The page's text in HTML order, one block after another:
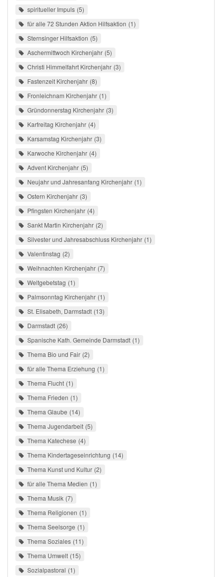
spiritueller Impuls 5
für alle 72 Stunden Aktion Hilfsaktion 1
Sternsinger Hilfsaktion 5
Aschermittwoch Kirchenjahr 5
Christi Himmelfahrt Kirchenjahr 3
Fastenzeit Kirchenjahr 8
Fronleichnam Kirchenjahr 1
Gründonnerstag Kirchenjahr 3
Karfreitag Kirchenjahr 4
Karsamstag Kirchenjahr 3
Karwoche Kirchenjahr 4
Advent Kirchenjahr 5
Neujahr und Jahresanfang Kirchenjahr 1
Ostern Kirchenjahr 3
Pfingsten Kirchenjahr 4
Sankt Martin Kirchenjahr 2
Silvester und Jahresabschluss Kirchenjahr 1
Valentinstag 2
Weihnachten Kirchenjahr 7
Weltgebetstag 1
Palmsonntag Kirchenjahr 1
St. Elisabeth, Darmstadt 13
Darmstadt 26
Spanische Kath. Gemeinde Darmstadt 1
Thema Bio und Fair 2
für alle Thema Erziehung 1
Thema Flucht 1
Thema Frieden 1
Thema Glaube 14
Thema Jugendarbeit 5
Thema Katechese 4
Thema Kindertageseinrichtung 14
Thema Kunst und Kultur 2
für alle Thema Medien 1
Thema Musik 7
Thema Religionen 1
Thema Seelsorge 1
Thema Soziales 11
Thema Umwelt 15
Sozialpastoral 1